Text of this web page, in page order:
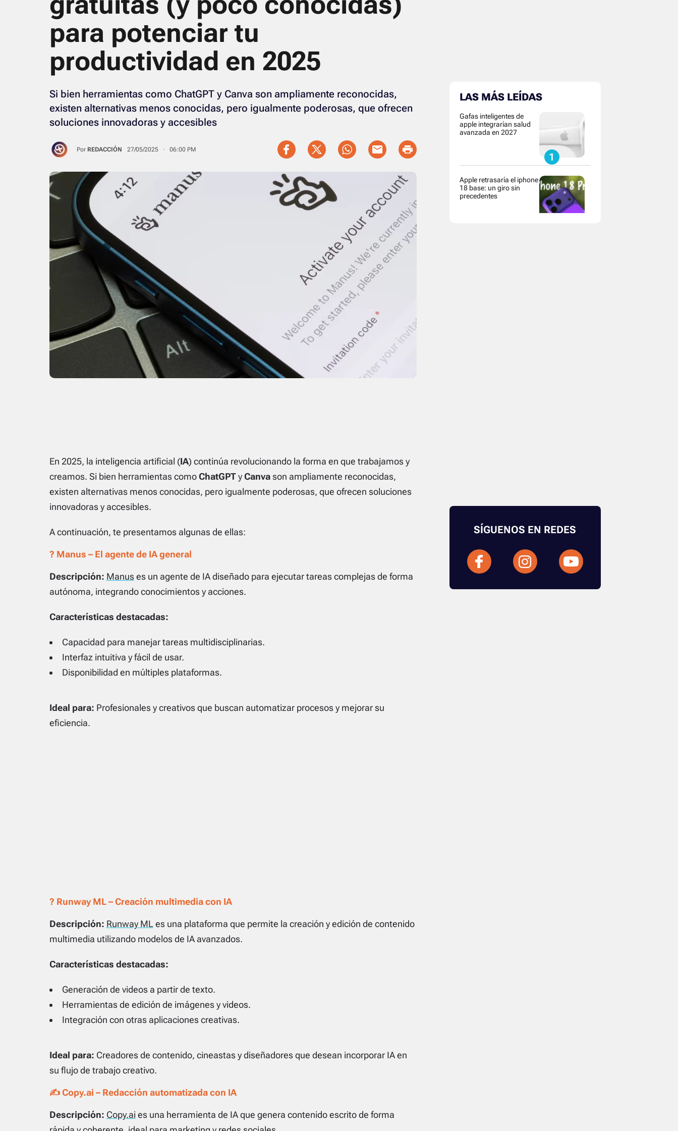
para potenciar tu
productividad en 2025
Si bien herramientas como ChatGPT y Canva son ampliamente reconocidas,
existen alternativas menos conocidas, pero igualmente poderosas, que ofrecen
soluciones innovadoras y accesibles
Por REDACCIÓN 27/05/2025 · 06:00 PM
En 2025, la inteligencia artificial (IA) continúa revolucionando la forma en que trabajamos y
creamos. Si bien herramientas comoChatGPTyCanvason ampliamente reconocidas,
existen alternativas menos conocidas, pero igualmente poderosas, que ofrecen soluciones
innovadoras y accesibles.
A continuación, te presentamos algunas de ellas:
? Manus – El agente de IA general
Descripción: Manuses un agente de IA diseñado para ejecutar tareas complejas de forma
autónoma, integrando conocimientos y acciones.
Características destacadas:
Capacidad para manejar tareas multidisciplinarias.
Interfaz intuitiva y fácil de usar.
Disponibilidad en múltiples plataformas.
Ideal para: Profesionales y creativos que buscan automatizar procesos y mejorar su
eficiencia.
? Runway ML – Creación multimedia con IA
Descripción: Runway ML es una plataforma que permite la creación y edición de contenido
multimedia utilizando modelos de IA avanzados.
Características destacadas:
Generación de videos a partir de texto.
Herramientas de edición de imágenes y videos.
Integración con otras aplicaciones creativas.
Ideal para: Creadores de contenido, cineastas y diseñadores que desean incorporar IA en
su flujo de trabajo creativo.
✍️ Copy.ai – Redacción automatizada con IA
Descripción: Copy.ai es una herramienta de IA que genera contenido escrito de forma
LAS MÁS LEÍDAS
Gafas inteligentes de
apple integrarían salud
avanzada en 2027
Apple retrasaría el iphone
18 base: un giro sin
precedentes
SÍGUENOS EN REDES